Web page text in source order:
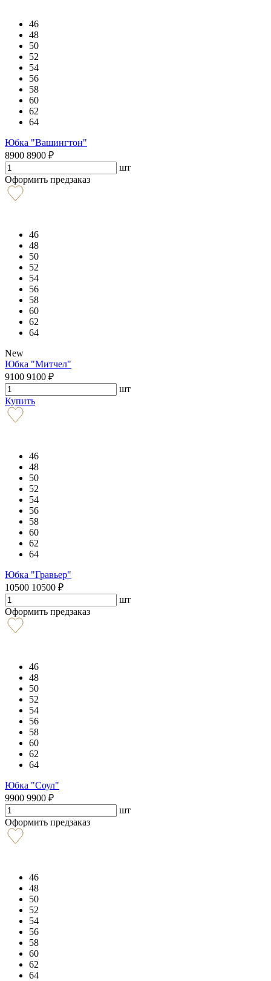
46
48
50
52
54
56
58
60
62
64
Юбка "Вашингтон"
8900 8900 ₽
шт
Оформить предзаказ
46
48
50
52
54
56
58
60
62
64
New
Юбка "Митчел"
9100 9100 ₽
шт
Купить
46
48
50
52
54
56
58
60
62
64
Юбка "Гравьер"
10500 10500 ₽
шт
Оформить предзаказ
46
48
50
52
54
56
58
60
62
64
Юбка "Соул"
9900 9900 ₽
шт
Оформить предзаказ
46
48
50
52
54
56
58
60
62
64